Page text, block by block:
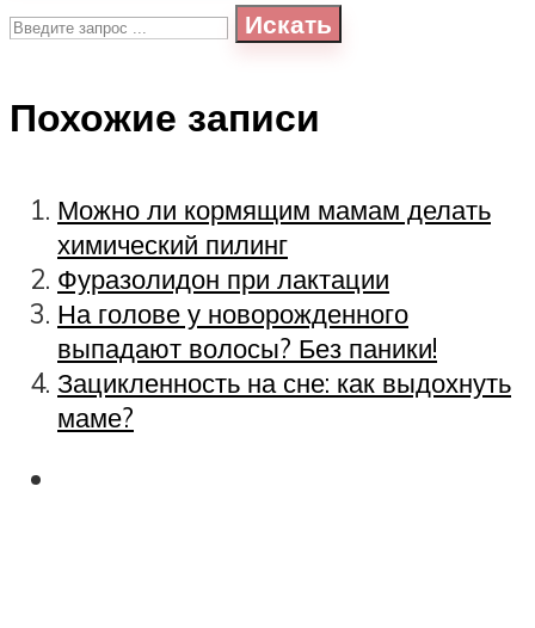
Искать
Похожие записи
Можно ли кормящим мамам делать
химический пилинг
Фуразолидон при лактации
На голове у новорожденного
выпадают волосы? Без паники!
Зацикленность на сне: как выдохнуть
маме?